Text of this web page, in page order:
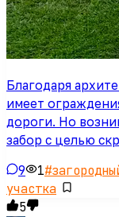
Благодаря
имеет
дороги. Но
забор с целью
9 1#
участка
5